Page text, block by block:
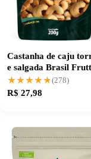
Castanha de caju
e salgada Brasil Frutt
200g
★★★★★
★★★★★ (278)
R$ 27,98